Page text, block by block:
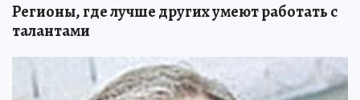
Регионы, где лучше других умеют работать с
талантами